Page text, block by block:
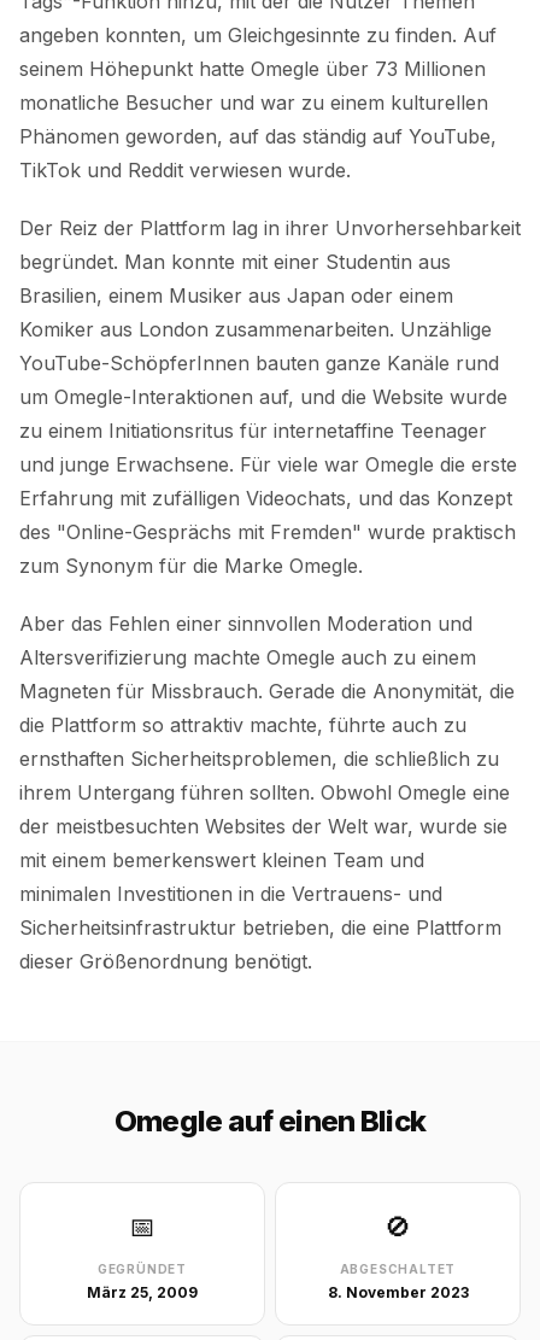
angeben konnten, um Gleichgesinnte zu finden. Auf
seinem Höhepunkt hatte Omegle über 73 Millionen
monatliche Besucher und war zu einem kulturellen
Phänomen geworden, auf das ständig auf YouTube,
TikTok und Reddit verwiesen wurde.
Der Reiz der Plattform lag in ihrer Unvorhersehbarkeit
begründet. Man konnte mit einer Studentin aus
Brasilien, einem Musiker aus Japan oder einem
Komiker aus London zusammenarbeiten. Unzählige
YouTube-SchöpferInnen bauten ganze Kanäle rund
um Omegle-Interaktionen auf, und die Website wurde
zu einem Initiationsritus für internetaffine Teenager
und junge Erwachsene. Für viele war Omegle die erste
Erfahrung mit zufälligen Videochats, und das Konzept
des "Online-Gesprächs mit Fremden" wurde praktisch
zum Synonym für die Marke Omegle.
Aber das Fehlen einer sinnvollen Moderation und
Altersverifizierung machte Omegle auch zu einem
Magneten für Missbrauch. Gerade die Anonymität, die
die Plattform so attraktiv machte, führte auch zu
ernsthaften Sicherheitsproblemen, die schließlich zu
ihrem Untergang führen sollten. Obwohl Omegle eine
der meistbesuchten Websites der Welt war, wurde sie
mit einem bemerkenswert kleinen Team und
minimalen Investitionen in die Vertrauens- und
Sicherheitsinfrastruktur betrieben, die eine Plattform
dieser Größenordnung benötigt.
Omegle auf einen Blick
📅
GEGRÜNDET
März 25, 2009
🚫
ABGESCHALTET
8. November 2023